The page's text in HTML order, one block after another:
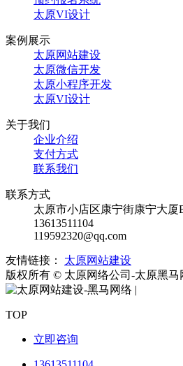
太原VI设计
案例展示
太原网站建设
太原微信开发
太原小程序开发
太原VI设计
关于我们
企业介绍
支付方式
联系我们
联系方式
太原市小店区康宁街康宁大厦
13613511104
119592320@qq.com
友情链接：
太原网站建设
版权所有 © 太原网络公司-太原黑
|
TOP
立即咨询